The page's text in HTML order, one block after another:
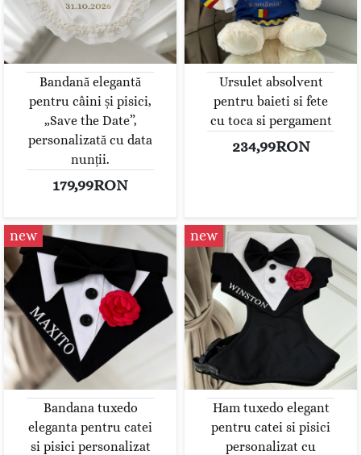
Bandană elegantă
pentru câini și pisici,
„Save the Date”,
personalizată cu data
nunții.
179,99RON
Ursulet absolvent
pentru baieti si fete
cu toca si pergament
234,99RON
new
Bandana tuxedo
eleganta pentru catei
si pisici personalizat
new
Ham tuxedo elegant
pentru catei si pisici
personalizat cu